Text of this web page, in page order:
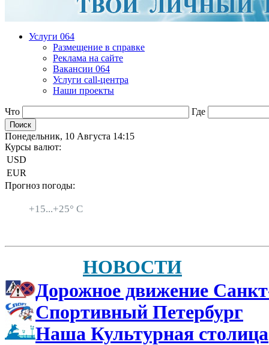
Услуги 064
Размещение в справке
Реклама на сайте
Вакансии 064
Услуги call-центра
Наши проекты
Что Где
Понедельник, 10 Августа 14:15
Курсы валют:
USD
EUR
Прогноз погоды:
+15...+25° C
НОВОСТИ
Дорожное движение
Спортивный Петербург
Наша Культурная столица